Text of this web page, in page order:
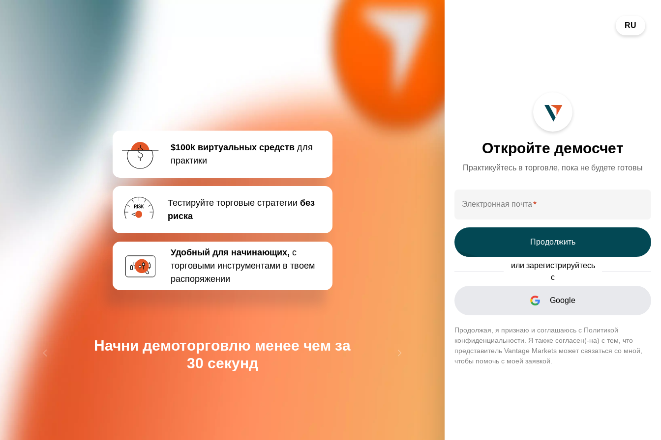
$100k виртуальных средствдля
практики
Тестируйте торговые стратегии без
риска
Удобный для начинающих, с
торговыми инструментами в твоем
распоряжении
Начни демоторговлю менее чем за
30 секунд
Самый инновационный
Лучший международный
Лучшие в своем классе -
Всемирно
Откройте демосчет
Практикуйтесь в торговле, пока не будете готовы
Электронная почта*
Продолжить
или зарегистрируйтесь
с
Google
Продолжая, я признаю и соглашаюсь с Политикой
конфиденциальности. Я также согласен(-на) с тем, что
представитель Vantage Markets может связаться со мной,
чтобы помочь с моей заявкой.
RU